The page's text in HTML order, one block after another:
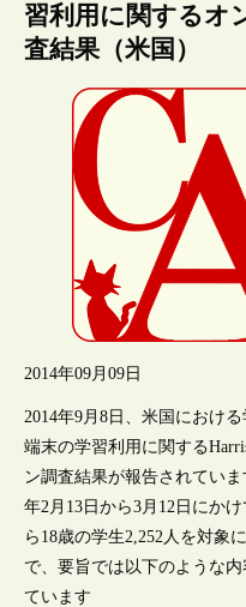
習利用に関するオ
査結果（米国）
2014年09月09日
2014年9月8日、米国におけ
端末の学習利用に関する
ン調査結果が報告されてい
年2月13日から3月12日にか
ら18歳の学生2,252人を対象
で、要旨では以下のような
ています